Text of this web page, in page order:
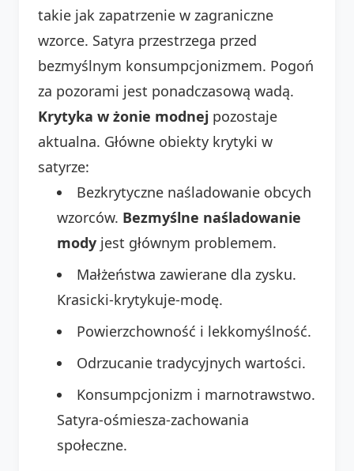
takie jak zapatrzenie w zagraniczne
wzorce. Satyra przestrzega przed
bezmyślnym konsumpcjonizmem. Pogoń
za pozorami jest ponadczasową wadą.
Krytyka w żonie modnej pozostaje
aktualna. Główne obiekty krytyki w
satyrze:
Bezkrytyczne naśladowanie obcych
wzorców. Bezmyślne naśladowanie
mody jest głównym problemem.
Małżeństwa zawierane dla zysku.
Krasicki-krytykuje-modę.
Powierzchowność i lekkomyślność.
Odrzucanie tradycyjnych wartości.
Konsumpcjonizm i marnotrawstwo.
Satyra-ośmiesza-zachowania
społeczne.